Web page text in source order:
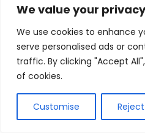
We value your privacy
We use cookies to enhance
serve personalised ads or
traffic. By clicking "Accept
of cookies.
Customise
mindfulness e aceitação
prevenção e
conteúdo ensina alguns
simples,conceitos teóricos
utilizadas de base para as
proporcionar uma visão
estoicismo.